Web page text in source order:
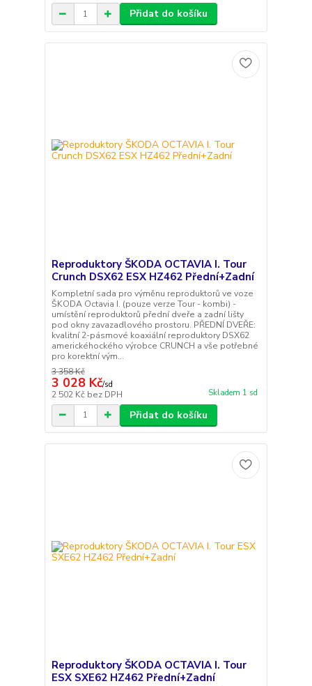
Přidat do košíku
Reproduktory ŠKODA OCTAVIA I. Tour
Crunch DSX62 ESX HZ462 Přední+Zadní
Kompletní sada pro výměnu reproduktorů ve voze
ŠKODA Octavia I. (pouze verze Tour - kombi) -
umístění reproduktorů přední dveře a zadní lišty
pod okny zavazadlového prostoru. PŘEDNÍ DVEŘE:
kvalitní 2-pásmové koaxiální reproduktory DSX62
americkéhockého výrobce CRUNCH a vše potřebné
pro korektní vým...
3 358 Kč
3 028 Kč/sd
2 502 Kč bez DPH Skladem 1 sd
Přidat do košíku
Reproduktory ŠKODA OCTAVIA I. Tour
ESX SXE62 HZ462 Přední+Zadní